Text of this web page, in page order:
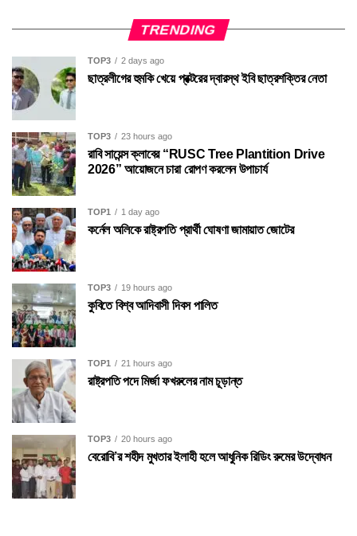
TRENDING
TOP3 2 days ago
ছাত্রলীগের হুমকি খেয়ে প্রক্টরের দ্বারস্থ ইবি ছাত্রশক্তির নেতা
TOP3 23 hours ago
রাবি সায়েন্স ক্লাবের “RUSC Tree Plantition Drive
2026” আয়োজনে চারা রোপণ করলেন উপাচার্য
TOP1 1 day ago
কর্নেল অলিকে রাষ্ট্রপতি প্রার্থী ঘোষণা জামায়াত জোটের
TOP3 19 hours ago
কুবিতে বিশ্ব আদিবাসী দিবস পালিত
TOP1 21 hours ago
রাষ্ট্রপতি পদে মির্জা ফখরুলের নাম চূড়ান্ত
TOP3 20 hours ago
বেরোবি’র শহীদ মুখতার ইলাহী হলে আধুনিক রিডিং রুমের উদ্বোধন